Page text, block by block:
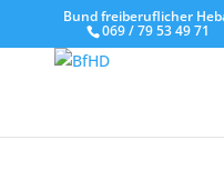
Bund freiberuflicher
069 / 79 53 49 71